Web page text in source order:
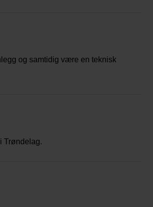
og samtidig være en teknisk
Trøndelag.